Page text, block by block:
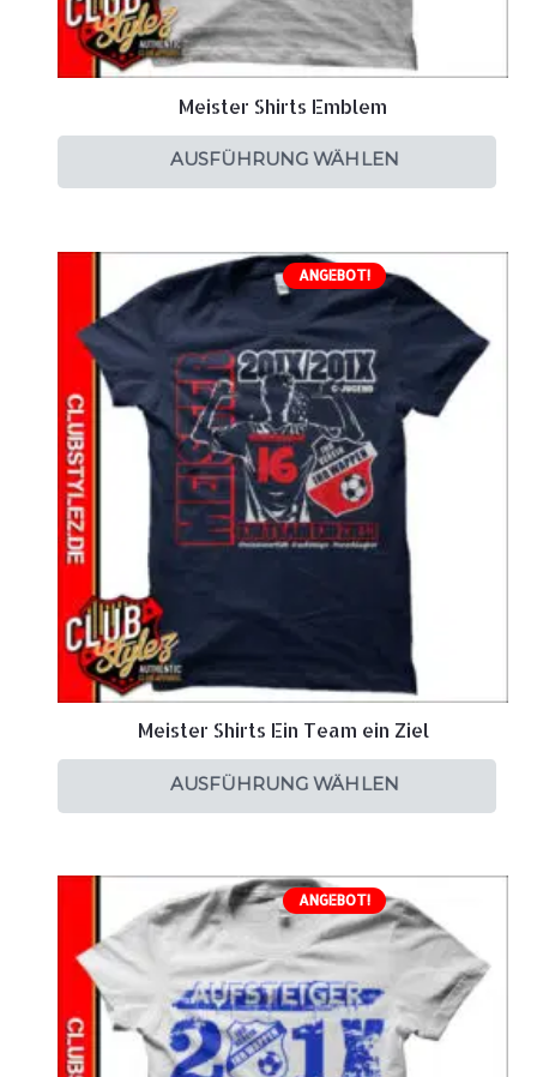
Meister Shirts Emblem
AUSFÜHRUNG WÄHLEN
ANGEBOT!
Meister Shirts Ein Team ein Ziel
AUSFÜHRUNG WÄHLEN
ANGEBOT!